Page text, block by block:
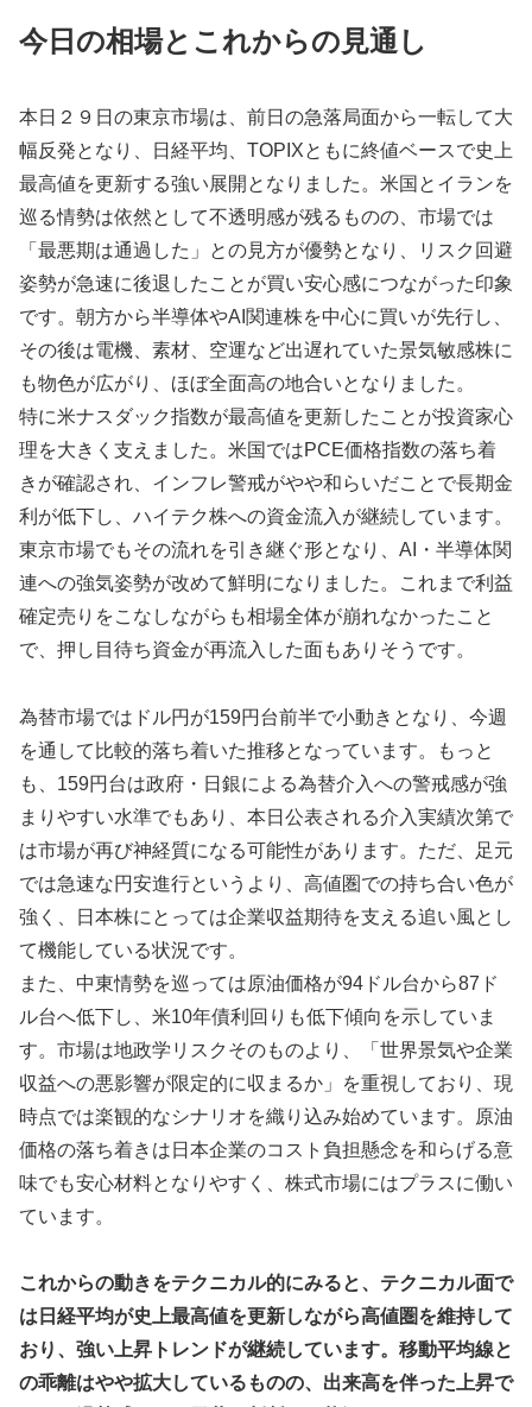
今日の相場とこれからの見通し
本日２９日の東京市場は、前日の急落局面から一転して大
幅反発となり、日経平均、TOPIXともに終値ベースで史上
最高値を更新する強い展開となりました。米国とイランを
巡る情勢は依然として不透明感が残るものの、市場では
「最悪期は通過した」との見方が優勢となり、リスク回避
姿勢が急速に後退したことが買い安心感につながった印象
です。朝方から半導体やAI関連株を中心に買いが先行し、
その後は電機、素材、空運など出遅れていた景気敏感株に
も物色が広がり、ほぼ全面高の地合いとなりました。
特に米ナスダック指数が最高値を更新したことが投資家心
理を大きく支えました。米国ではPCE価格指数の落ち着
きが確認され、インフレ警戒がやや和らいだことで長期金
利が低下し、ハイテク株への資金流入が継続しています。
東京市場でもその流れを引き継ぐ形となり、AI・半導体関
連への強気姿勢が改めて鮮明になりました。これまで利益
確定売りをこなしながらも相場全体が崩れなかったこと
で、押し目待ち資金が再流入した面もありそうです。
為替市場ではドル円が159円台前半で小動きとなり、今週
を通して比較的落ち着いた推移となっています。もっと
も、159円台は政府・日銀による為替介入への警戒感が強
まりやすい水準でもあり、本日公表される介入実績次第で
は市場が再び神経質になる可能性があります。ただ、足元
では急速な円安進行というより、高値圏での持ち合い色が
強く、日本株にとっては企業収益期待を支える追い風とし
て機能している状況です。
また、中東情勢を巡っては原油価格が94ドル台から87ド
ル台へ低下し、米10年債利回りも低下傾向を示していま
す。市場は地政学リスクそのものより、「世界景気や企業
収益への悪影響が限定的に収まるか」を重視しており、現
時点では楽観的なシナリオを織り込み始めています。原油
価格の落ち着きは日本企業のコスト負担懸念を和らげる意
味でも安心材料となりやすく、株式市場にはプラスに働い
ています。
これからの動きをテクニカル的にみると、テクニカル面で
は日経平均が史上最高値を更新しながら高値圏を維持して
おり、強い上昇トレンドが継続しています。移動平均線と
の乖離はやや拡大しているものの、出来高を伴った上昇で